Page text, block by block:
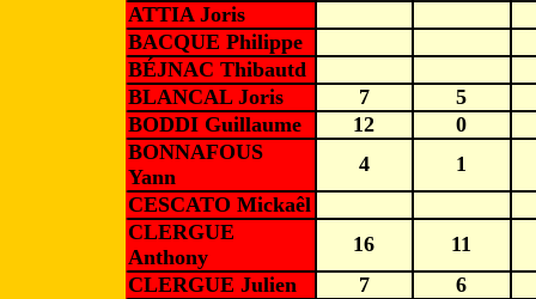
ATTIA Joris
BACQUE Philippe
BÉJNAC Thibautd
BLANCAL Joris
7
5
BODDI Guillaume
12
0
BONNAFOUS
Yann
4
1
CESCATO Mickaêl
CLERGUE
Anthony
16
11
CLERGUE Julien
7
6